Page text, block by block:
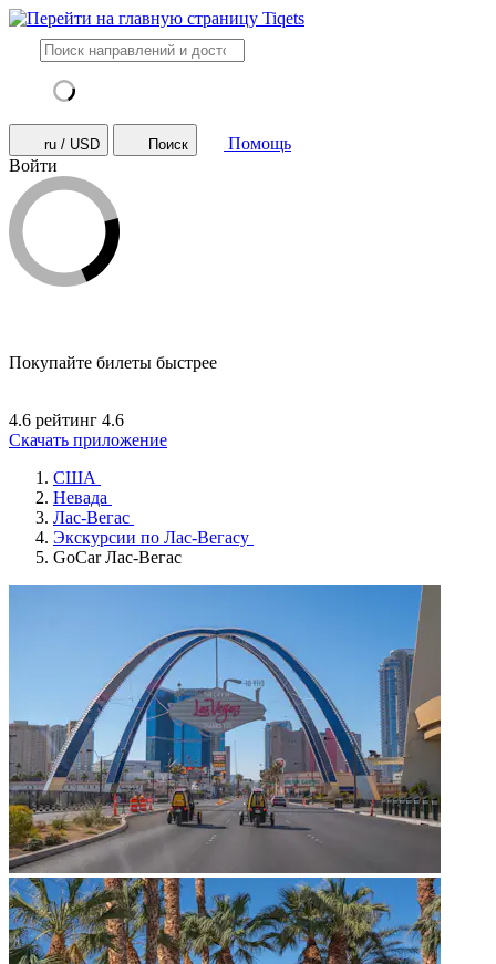
ru / USD Поиск
Помощь
Войти
Покупайте билеты быстрее
4.6 рейтинг 4.6
Скачать приложение
США
Невада
Лас-Вегас
Экскурсии по Лас-Вегасу
GoCar Лас-Вегас